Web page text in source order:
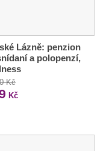
Lázně: penzion
a polopenzí,
Kč
Kč